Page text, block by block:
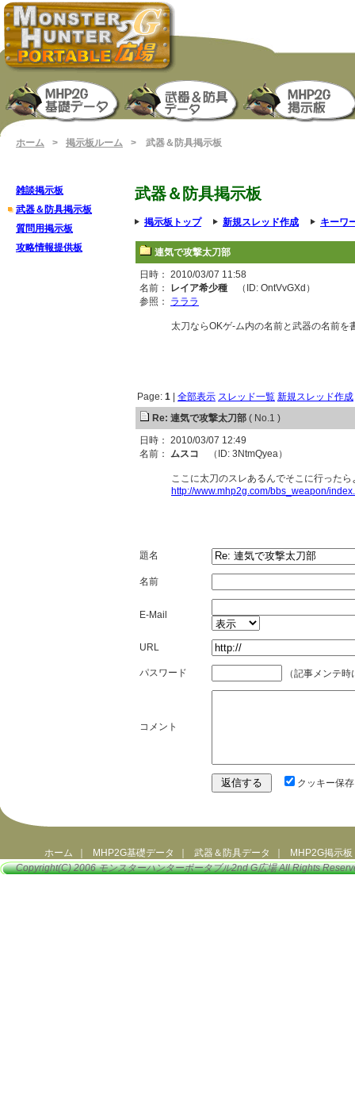
ホーム > 掲示板ルーム > 武器＆防具掲示板
雑談掲示板
武器＆防具掲示板
質問用掲示板
攻略情報提供板
武器＆防具掲示板
掲示板トップ 新規スレッド作成 キーワ
連気で攻撃太刀部
日時： 2010/03/07 11:58
名前：
レイア希少種 （ID: OntVvGXd）
参照： ラララ
太刀ならOKゲ-ム内の名前と武器の名前を
Page: 1 全部表示 スレッド一覧 新規スレッド作成
Re: 連気で攻撃太刀部 ( No.1 )
日時： 2010/03/07 12:49
名前： ムスコ （ID: 3NtmQyea）
ここに太刀のスレあるんでそこに行った
http://www.mhp2g.com/bbs_weapon/
題名
名前
E-Mail
URL
パスワード （記事メンテ時
コメント
クッキー保存
ホーム MHP2G基礎データ 武器＆防具データ
MHP2G掲示板
Copyright(C) 2006モンスターハンターポータブル2nd G広場All Rights